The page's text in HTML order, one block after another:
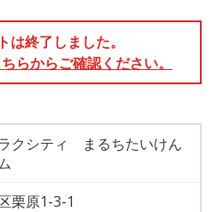
終了しました。
らからご確認ください。
クシティ まるちたいけん
栗原1-3-1